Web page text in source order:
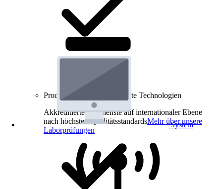
System
Produkt-Prüfungen für smarte Technologien
Akkreditierte Prüfdienste auf internationaler Ebene
nach höchsten QualitätsstandardsMehr über unsere
Laborprüfungen